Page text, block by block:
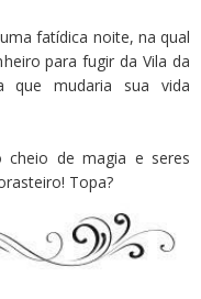
fatídica noite, na qual
para fugir da Vila da
que mudaria sua vida
cheio de magia e seres
Topa?